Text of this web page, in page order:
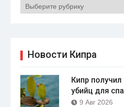
Рубрики
Новости Кипра
Кипр
убийц для
9 Авг 2026